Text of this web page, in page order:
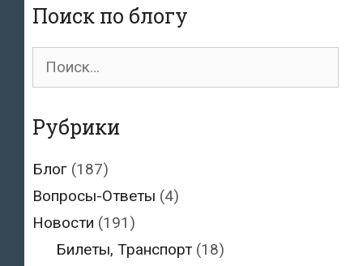
Поиск по блогу
Поиск
Рубрики
Блог (187)
Вопросы-Ответы (4)
Новости (191)
Билеты, Транспорт(18)